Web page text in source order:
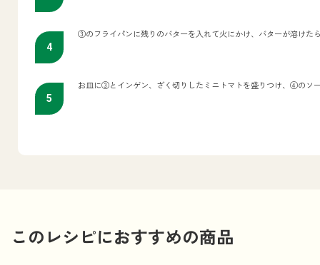
③のフライパンに残りのバターを入れて火にかけ、バターが溶けた
お皿に③とインゲン、ざく切りしたミニトマトを盛りつけ、④のソ
このレシピにおすすめの商品